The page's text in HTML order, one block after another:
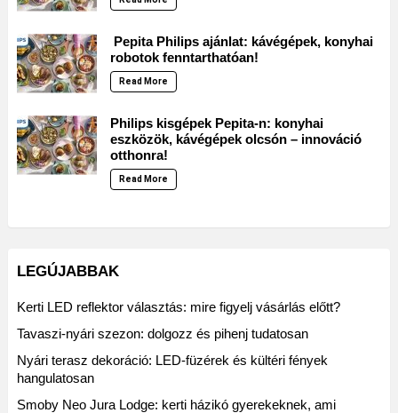
Pepita Philips ajánlat: kávégépek, konyhai
robotok fenntarthatóan!
Read More
Philips kisgépek Pepita-n: konyhai
eszközök, kávégépek olcsón – innováció
otthonra!
Read More
LEGÚJABBAK
Kerti LED reflektor választás: mire figyelj vásárlás előtt?
Tavaszi-nyári szezon: dolgozz és pihenj tudatosan
Nyári terasz dekoráció: LED-füzérek és kültéri fények
hangulatosan
Smoby Neo Jura Lodge: kerti házikó gyerekeknek, ami